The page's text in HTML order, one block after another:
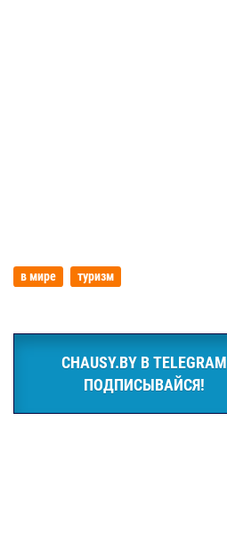
в мире туризм
CHAUSY.BY В TELEGRAM
ПОДПИСЫВАЙСЯ!